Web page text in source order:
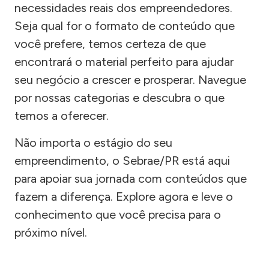
necessidades reais dos empreendedores.
Seja qual for o formato de conteúdo que
você prefere, temos certeza de que
encontrará o material perfeito para ajudar
seu negócio a crescer e prosperar. Navegue
por nossas categorias e descubra o que
temos a oferecer.
Não importa o estágio do seu
empreendimento, o Sebrae/PR está aqui
para apoiar sua jornada com conteúdos que
fazem a diferença. Explore agora e leve o
conhecimento que você precisa para o
próximo nível.